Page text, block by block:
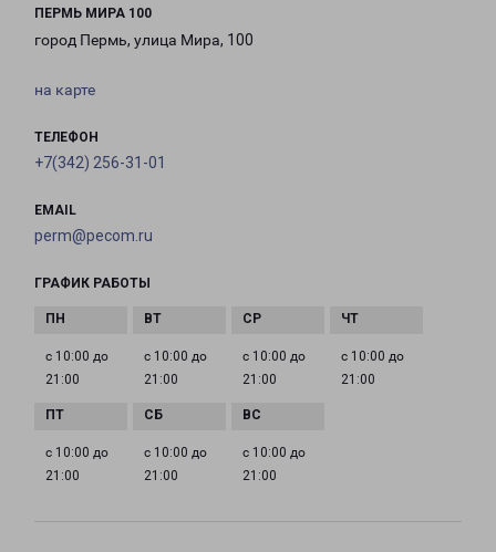
ПЕРМЬ МИРА 100
город Пермь, улица Мира, 100
на карте
ТЕЛЕФОН
+7(342) 256-31-01
EMAIL
perm@pecom.ru
ГРАФИК РАБОТЫ
с 10:00 до
21:00
с 10:00 до
21:00
с 10:00 до
21:00
с 10:00 до
21:00
с 10:00 до
21:00
с 10:00 до
21:00
с 10:00 до
21:00